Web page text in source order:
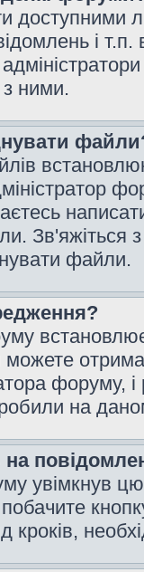
доступними
і
з ними.
Зв'яжіться
файли.
форуму,
на
увімкнув
побачите
кроків,